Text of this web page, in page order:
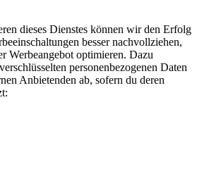
dieses Dienstes können wir den Erfolg
besser nachvollziehen,
Werbeangebot optimieren. Dazu
personenbezogenen Daten
Anbietenden ab, sofern du deren